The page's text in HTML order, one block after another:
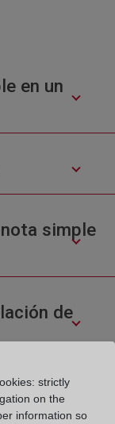
en un
simple
de
strictly
on the
information so